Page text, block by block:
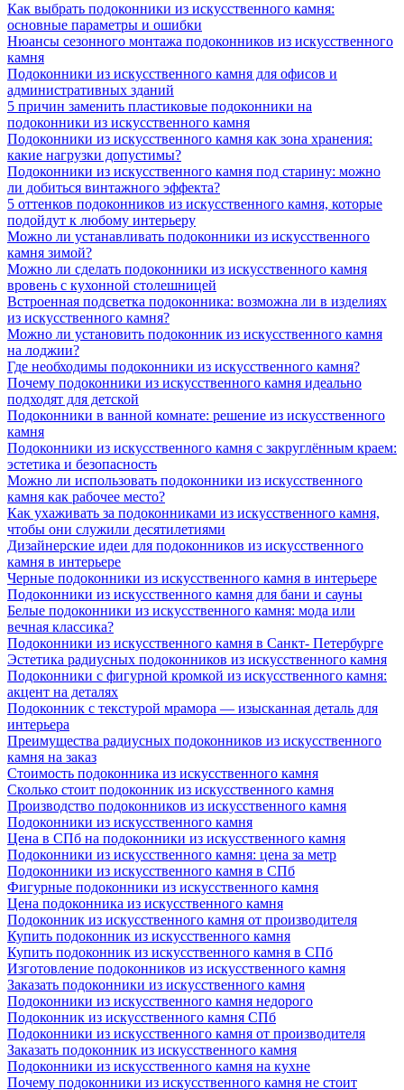
Как выбрать подоконники из искусственного камня:
основные параметры и ошибки
Нюансы сезонного монтажа подоконников из искусственного
камня
Подоконники из искусственного камня для офисов и
административных зданий
5 причин заменить пластиковые подоконники на
подоконники из искусственного камня
Подоконники из искусственного камня как зона хранения:
какие нагрузки допустимы?
Подоконники из искусственного камня под старину: можно
ли добиться винтажного эффекта?
5 оттенков подоконников из искусственного камня, которые
подойдут к любому интерьеру
Можно ли устанавливать подоконники из искусственного
камня зимой?
Можно ли сделать подоконники из искусственного камня
вровень с кухонной столешницей
Встроенная подсветка подоконника: возможна ли в изделиях
из искусственного камня?
Можно ли установить подоконник из искусственного камня
на лоджии?
Где необходимы подоконники из искусственного камня?
Почему подоконники из искусственного камня идеально
подходят для детской
Подоконники в ванной комнате: решение из искусственного
камня
Подоконники из искусственного камня с закруглённым краем:
эстетика и безопасность
Можно ли использовать подоконники из искусственного
камня как рабочее место?
Как ухаживать за подоконниками из искусственного камня,
чтобы они служили десятилетиями
Дизайнерские идеи для подоконников из искусственного
камня в интерьере
Черные подоконники из искусственного камня в интерьере
Подоконники из искусственного камня для бани и сауны
Белые подоконники из искусственного камня: мода или
вечная классика?
Подоконники из искусственного камня в Санкт- Петербурге
Эстетика радиусных подоконников из искусственного камня
Подоконники с фигурной кромкой из искусственного камня:
акцент на деталях
Подоконник с текстурой мрамора — изысканная деталь для
интерьера
Преимущества радиусных подоконников из искусственного
камня на заказ
Стоимость подоконника из искусственного камня
Сколько стоит подоконник из искусственного камня
Производство подоконников из искусственного камня
Подоконники из искусственного камня
Цена в СПб на подоконники из искусственного камня
Подоконники из искусственного камня: цена за метр
Подоконники из искусственного камня в СПб
Фигурные подоконники из искусственного камня
Цена подоконника из искусственного камня
Подоконник из искусственного камня от производителя
Купить подоконник из искусственного камня
Купить подоконник из искусственного камня в СПб
Изготовление подоконников из искусственного камня
Заказать подоконники из искусственного камня
Подоконники из искусственного камня недорого
Подоконник из искусственного камня СПб
Подоконники из искусственного камня от производителя
Заказать подоконник из искусственного камня
Подоконники из искусственного камня на кухне
Почему подоконники из искусственного камня не стоит